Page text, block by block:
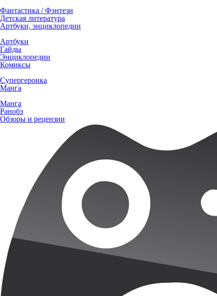
Фантастика / Фэнтези
Детская литература
Артбуки, энциклопедии
Артбуки
Гайды
Энциклопедии
Комиксы
Супергероика
Манга
Манга
Ранобэ
Обзоры и рецензии